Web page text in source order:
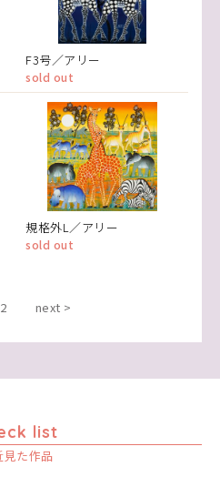
F3号／アリー
sold out
規格外L／アリー
sold out
2 next >
list
見た作品